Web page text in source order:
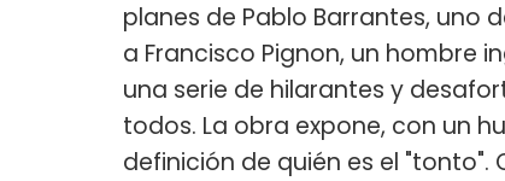
planes de Pablo Barrantes, uno
a Francisco Pignon, un hombre
una serie de hilarantes y
todos. La obra expone, con un
definición de quién es el "tonto".